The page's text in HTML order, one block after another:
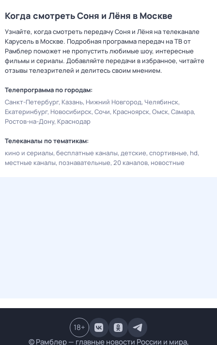
Когда смотреть Соня и Лёня в Москве
Узнайте, когда смотреть передачу Соня и Лёня на телеканале
Карусель в Москве. Подробная программа передач на ТВ от
Рамблер поможет не пропустить любимые шоу, интересные
фильмы и сериалы. Добавляйте передачи в избранное, читайте
отзывы телезрителей и делитесь своим мнением.
Телепрограмма по городам:
Санкт-Петербург Казань Нижний Новгород Челябинск
Екатеринбург Новосибирск Сочи Красноярск Омск Самара
Ростов-на-Дону Краснодар
Телеканалы по тематикам:
кино и сериалы бесплатные каналы детские спортивные hd
местные каналы познавательные 20 каналов новостные
© Рамблер — главные новости России и мира,
18+